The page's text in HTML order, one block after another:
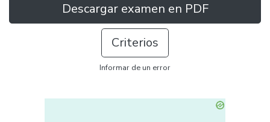
Descargar examen en PDF
Criterios
Informar de un error